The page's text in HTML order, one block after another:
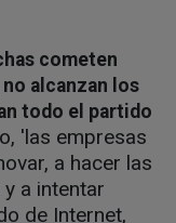
cometen
alcanzan los
todo el partido
'las empresas
a hacer las
a intentar
de Internet,